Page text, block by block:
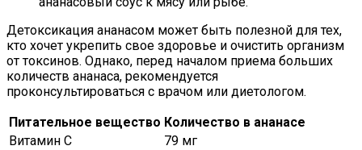
Детоксикация ананасом может быть полезной для тех,
кто хочет укрепить свое здоровье и очистить организм
от токсинов. Однако, перед началом приема больших
количеств ананаса, рекомендуется
проконсультироваться с врачом или диетологом.
Питательное вещество Количество в ананасе
Витамин C
79 мг